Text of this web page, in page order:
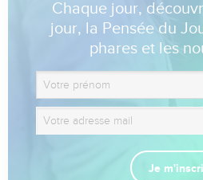
Chaque jour,
jour, la Pensée du
phares et les
Je